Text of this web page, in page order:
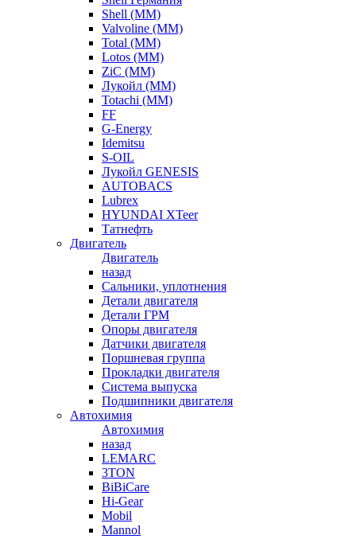
Shell (ММ)
Valvoline (ММ)
Total (ММ)
Lotos (ММ)
ZiC (ММ)
Лукойл (ММ)
Totachi (MM)
FF
G-Energy
Idemitsu
S-OIL
Лукойл GENESIS
AUTOBACS
Lubrex
HYUNDAI XTeer
Татнефть
Двигатель
Двигатель
назад
Сальники, уплотнения
Детали двигателя
Детали ГРМ
Опоры двигателя
Датчики двигателя
Поршневая группа
Прокладки двигателя
Система выпуска
Подшипники двигателя
Автохимия
Автохимия
назад
LEMARC
3TON
BiBiCare
Hi-Gear
Mobil
Mannol